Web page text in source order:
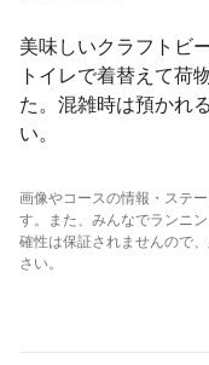
美味しいクラフトビ
トイレで着替えて荷
た。混雑時は預かれ
い。
画像やコースの情報・ステ
す。また、みんなでランニ
確性は保証されませんので
さい。